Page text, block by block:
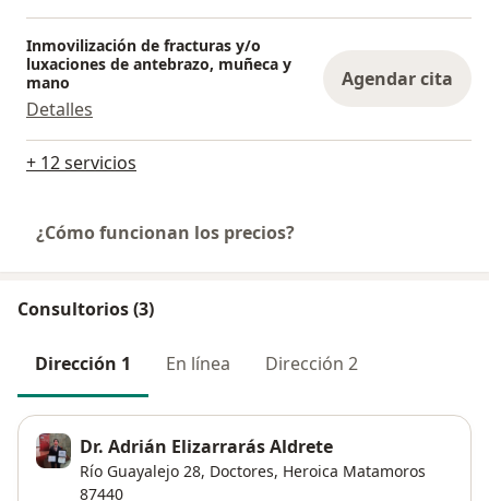
Inmovilización de fracturas y/o
luxaciones de antebrazo, muñeca y
mano
Detalles
Agendar cita
+ 12 servicios
¿Cómo funcionan los precios?
Consultorios (3)
Dirección 1 En línea Dirección 2
Dr. Adrián Elizarrarás Aldrete
Río Guayalejo 28, Doctores, Heroica Matamoros
87440